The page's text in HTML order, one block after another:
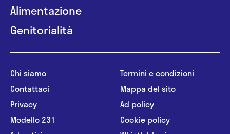
Alimentazione
Genitorialità
Chi siamo
Contattaci
Privacy
Modello 231
Termini e condizioni
Mappa del sito
Ad policy
Cookie policy